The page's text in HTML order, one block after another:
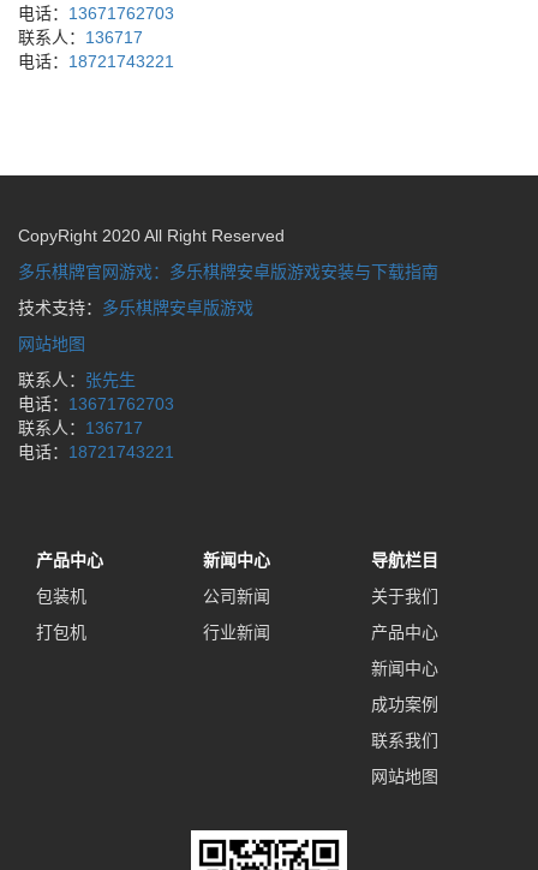
电话： 13671762703
联系人： 136717
电话： 18721743221
CopyRight 2020 All Right Reserved
多乐棋牌官网游戏：多乐棋牌安卓版游戏安装与下载指南
技术支持： 多乐棋牌安卓版游戏
网站地图
联系人： 张先生
电话： 13671762703
联系人： 136717
电话： 18721743221
产品中心
包装机
打包机
新闻中心
公司新闻
行业新闻
导航栏目
关于我们
产品中心
新闻中心
成功案例
联系我们
网站地图